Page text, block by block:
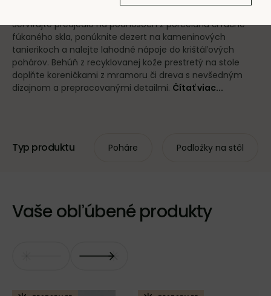
Servírujte predjedlo na podnosoch z porcelánu či ručne
fúkaného skla, ponúknite dezert na kameninových
tanierikoch a nalejte lahodné nápoje do krištáľových
pohárov. Behúň z recyklovanej kože prestretý na stole
doplňte koreničkami z mramoru či dreva s nevšedným
dizajnom a prepracovanými detailmi. Čítať viac...
Typ produktu Poháre Podložky na stôl
Vaše obľúbené produkty